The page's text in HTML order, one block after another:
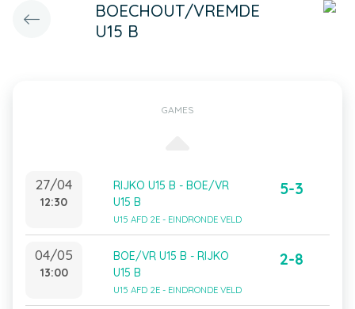
BOECHOUT/VREMDE
U15 B
GAMES
27/04
12:30
RIJKO U15 B - BOE/VR
U15 B
U15 AFD 2E - EINDRONDE VELD
5-3
04/05
13:00
BOE/VR U15 B - RIJKO
U15 B
U15 AFD 2E - EINDRONDE VELD
2-8